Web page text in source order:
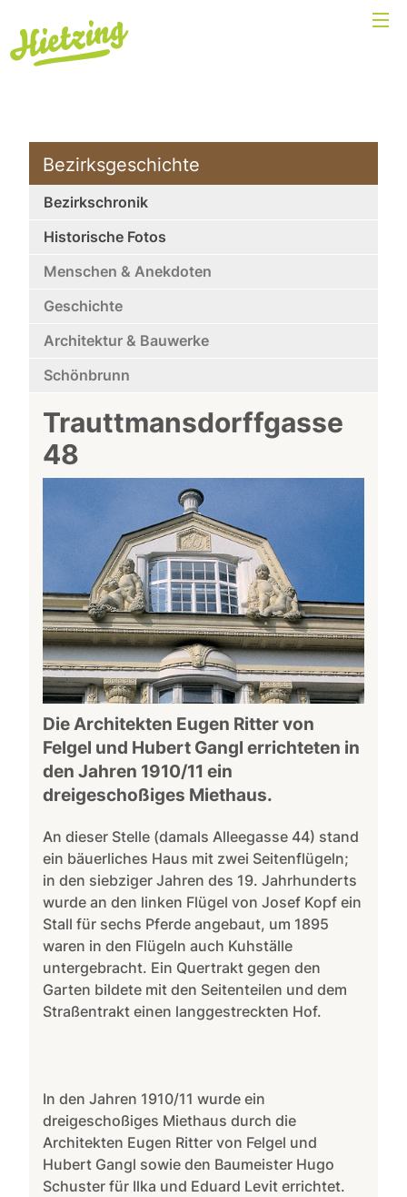
Bezirksgeschichte
Bezirkschronik
Historische Fotos
Menschen & Anekdoten
Geschichte
Architektur & Bauwerke
Schönbrunn
Trauttmansdorffgasse
48
Die Architekten Eugen Ritter von
Felgel und Hubert Gangl errichteten in
den Jahren 1910/11 ein
dreigeschoßiges Miethaus.
An dieser Stelle (damals Alleegasse 44) stand
ein bäuerliches Haus mit zwei Seitenflügeln;
in den siebziger Jahren des 19. Jahrhunderts
wurde an den linken Flügel von Josef Kopf ein
Stall für sechs Pferde angebaut, um 1895
waren in den Flügeln auch Kuhställe
untergebracht. Ein Quertrakt gegen den
Garten bildete mit den Seitenteilen und dem
Straßentrakt einen langgestreckten Hof.
In den Jahren 1910/11 wurde ein
dreigeschoßiges Miethaus durch die
Architekten Eugen Ritter von Felgel und
Hubert Gangl sowie den Baumeister Hugo
Schuster für Ilka und Eduard Levit errichtet.